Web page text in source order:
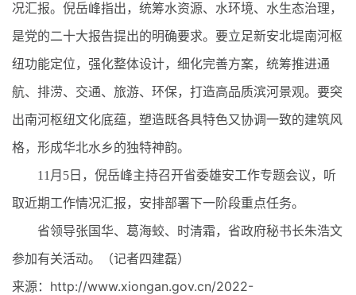
况汇报。倪岳峰指出，统筹水资源、水环境、水生态治理，
是党的二十大报告提出的明确要求。要立足新安北堤南河枢
纽功能定位，强化整体设计，细化完善方案，统筹推进通
航、排涝、交通、旅游、环保，打造高品质滨河景观。要突
出南河枢纽文化底蕴，塑造既各具特色又协调一致的建筑风
格，形成华北水乡的独特神韵。
11月5日，倪岳峰主持召开省委雄安工作专题会议，听
取近期工作情况汇报，安排部署下一阶段重点任务。
省领导张国华、葛海蛟、时清霜，省政府秘书长朱浩文
参加有关活动。（记者四建磊）
来源：http://www.xiongan.gov.cn/2022-